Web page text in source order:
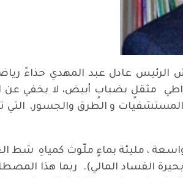
الرئيس عادل عبد المهدي حذاءً
مثقلٍ بضبابٍ أبيض، لا يخفي عن
و الطرق والجسور، التي
واسعة ، مليئة بماءٍ ملّوث كمياهِ
الفساد المالي). ربما هذا